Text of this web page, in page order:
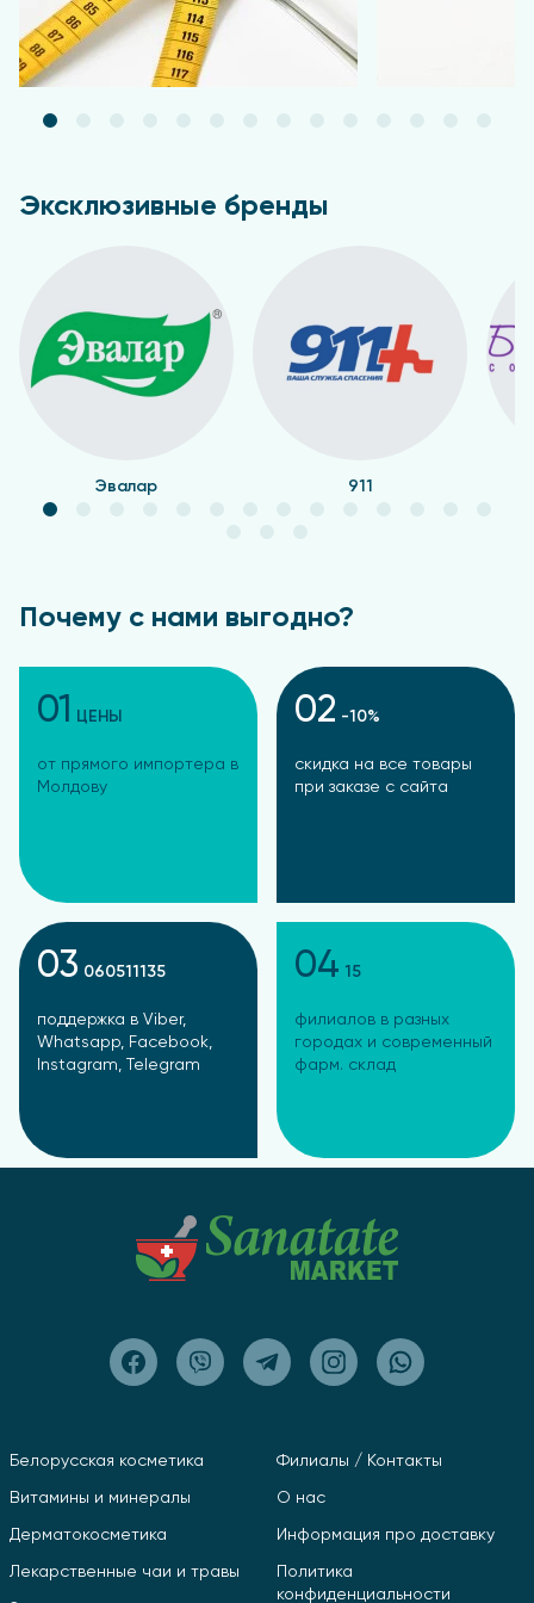
Эксклюзивные бренды
Эвалар 911
Почему с нами выгодно?
01 ЦЕНЫ
от прямого импортера в
Молдову
02 -10%
скидка на все товары
при заказе с сайта
03 060511135
поддержка в Viber,
Whatsapp, Facebook,
Instagram, Telegram
04 15
филиалов в разных
городах и современный
фарм. склад
Белорусская косметика
Витамины и минералы
Дерматокосметика
Лекарственные чаи и травы
Филиалы / Контакты
О нас
Информация про доставку
Политика
конфиденциальности